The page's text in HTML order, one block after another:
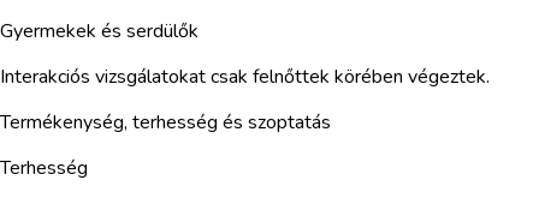
Gyermekek és serdülők
Interakciós vizsgálatokat csak felnőttek körében végeztek.
Termékenység, terhesség és szoptatás
Terhesség